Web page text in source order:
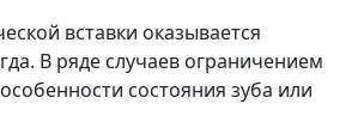
вставки оказывается
В ряде случаев ограничением
состояния зуба или